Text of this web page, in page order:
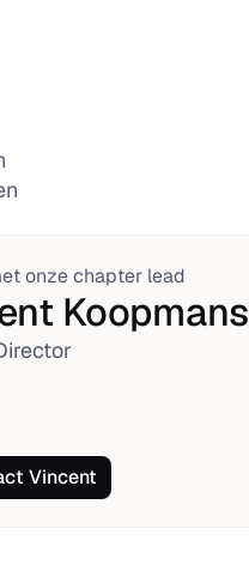
onze chapter lead
Koopmans
Vincent